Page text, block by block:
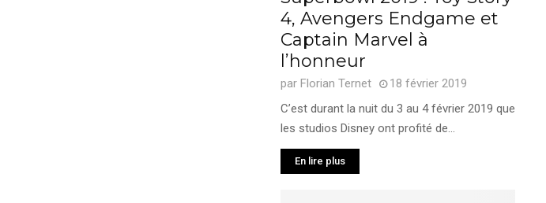
4, Avengers Endgame et
Captain Marvel à
l’honneur
par Florian Ternet
18 février 2019
C’est durant la nuit du 3 au 4 février 2019 que
les studios Disney ont profité de...
En lire plus